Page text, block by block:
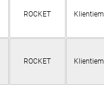
ROCKET Klientiem
ROCKET Klientiem